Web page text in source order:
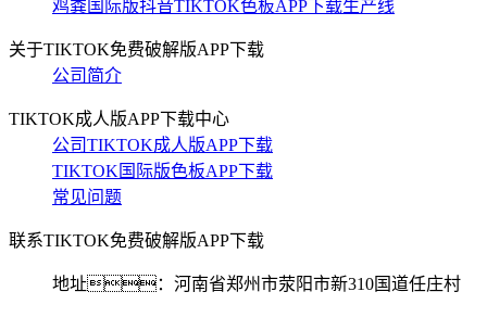
鸡粪国际版抖音TIKTOK色板APP下载生产线
关于TIKTOK免费破解版APP下载
公司简介
TIKTOK成人版APP下载中心
公司TIKTOK成人版APP下载
TIKTOK国际版色板APP下载
常见问题
联系TIKTOK免费破解版APP下载
地址：河南省郑州市荥阳市新310国道任庄村